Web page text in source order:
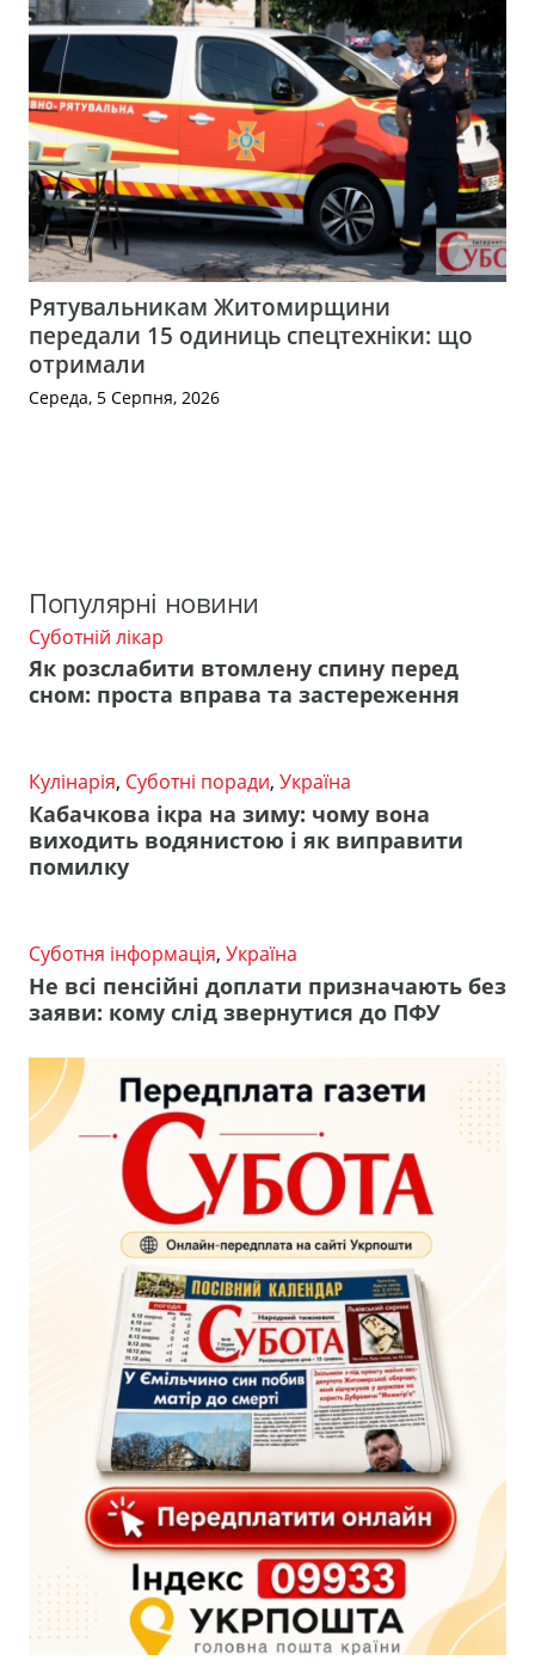
Рятувальникам Житомирщини
передали 15 одиниць спецтехніки: що
отримали
Середа, 5 Серпня, 2026
Популярні новини
Суботній лікар
Як розслабити втомлену спину перед
сном: проста вправа та застереження
Кулінарія, Суботні поради, Україна
Кабачкова ікра на зиму: чому вона
виходить водянистою і як виправити
помилку
Суботня інформація, Україна
Не всі пенсійні доплати призначають без
заяви: кому слід звернутися до ПФУ